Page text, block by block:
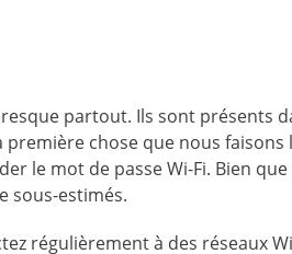
partout. Ils sont présents
chose que nous
le mot de passe Wi-Fi. Bien
sous-estimés.
régulièrement à des réseaux